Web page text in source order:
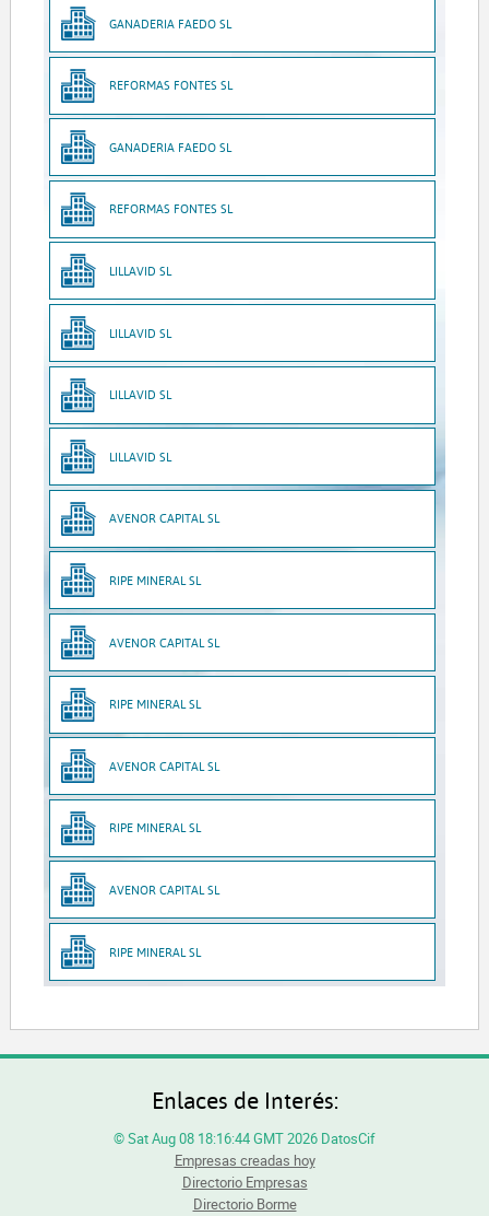
GANADERIA FAEDO SL
REFORMAS FONTES SL
GANADERIA FAEDO SL
REFORMAS FONTES SL
LILLAVID SL
LILLAVID SL
LILLAVID SL
LILLAVID SL
AVENOR CAPITAL SL
RIPE MINERAL SL
AVENOR CAPITAL SL
RIPE MINERAL SL
AVENOR CAPITAL SL
RIPE MINERAL SL
AVENOR CAPITAL SL
RIPE MINERAL SL
Enlaces de Interés:
© Sat Aug 08 18:16:44 GMT 2026 DatosCif
Empresas creadas hoy
Directorio Empresas
Directorio Borme